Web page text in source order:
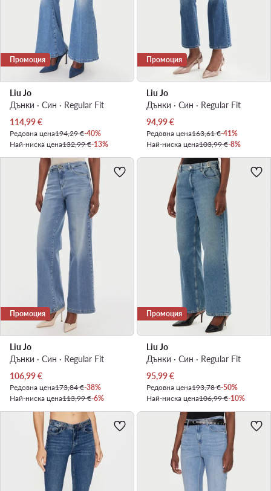
Промоция
Liu Jo
Дънки · Син · Regular Fit
Актуална цена
114,99€
Редовна цена194,29 €-40%
Най-ниска цена132,99 €-13%
Промоция
Liu Jo
Дънки · Син · Regular Fit
Актуална цена
94,99€
Редовна цена163,61 €-41%
Най-ниска цена103,99 €-8%
Промоция
Liu Jo
Дънки · Син · Regular Fit
Актуална цена
106,99€
Редовна цена173,84 €-38%
Най-ниска цена113,99 €-6%
Промоция
Liu Jo
Дънки · Син · Regular Fit
Актуална цена
95,99€
Редовна цена193,78 €-50%
Най-ниска цена106,99 €-10%